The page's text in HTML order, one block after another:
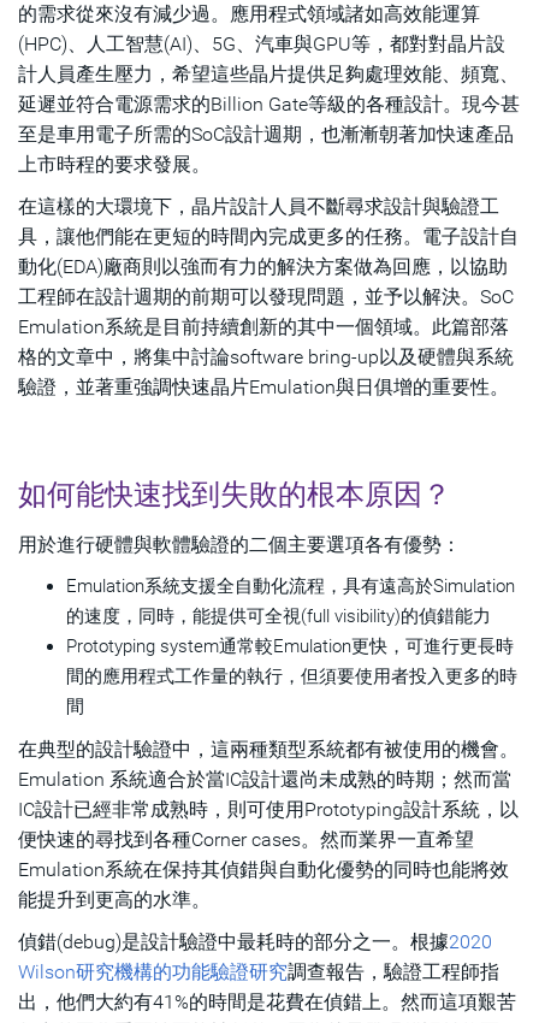
的需求從來沒有減少過。應用程式領域諸如高效能運算
(HPC)、人工智慧(AI)、5G、汽車與GPU等，都對對晶片設
計人員產生壓力，希望這些晶片提供足夠處理效能、頻寬、
延遲並符合電源需求的Billion Gate等級的各種設計。現今甚
至是車用電子所需的SoC設計週期，也漸漸朝著加快速產品
上市時程的要求發展。
在這樣的大環境下，晶片設計人員不斷尋求設計與驗證工
具，讓他們能在更短的時間內完成更多的任務。電子設計自
動化(EDA)廠商則以強而有力的解決方案做為回應，以協助
工程師在設計週期的前期可以發現問題，並予以解決。SoC
Emulation系統是目前持續創新的其中一個領域。此篇部落
格的文章中，將集中討論software bring-up以及硬體與系統
驗證，並著重強調快速晶片Emulation與日俱增的重要性。
如何能快速找到失敗的根本原因？
用於進行硬體與軟體驗證的二個主要選項各有優勢：
Emulation系統支援全自動化流程，具有遠高於Simulation
的速度，同時，能提供可全視(full visibility)的偵錯能力
Prototyping system通常較Emulation更快，可進行更長時
間的應用程式工作量的執行，但須要使用者投入更多的時
間
在典型的設計驗證中，這兩種類型系統都有被使用的機會。
Emulation 系統適合於當IC設計還尚未成熟的時期；然而當
IC設計已經非常成熟時，則可使用Prototyping設計系統，以
便快速的尋找到各種Corner cases。然而業界一直希望
Emulation系統在保持其偵錯與自動化優勢的同時也能將效
能提升到更高的水準。
偵錯(debug)是設計驗證中最耗時的部分之一。根據2020
Wilson研究機構的功能驗證研究調查報告，驗證工程師指
出，他們大約有41%的時間是花費在偵錯上。然而這項艱苦